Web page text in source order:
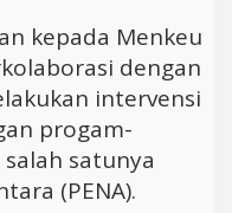
kepada Menkeu
dengan
intervensi
progam-
satunya
(PENA).